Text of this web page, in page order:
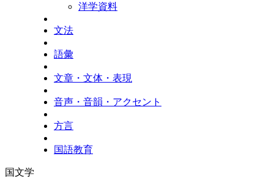
洋学資料
文法
語彙
文章・文体・表現
音声・音韻・アクセント
方言
国語教育
国文学